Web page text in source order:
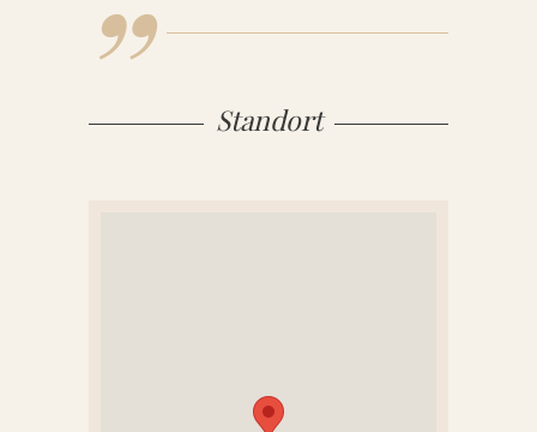
grauen Betonblock dahinter. Das
lockert das gesamte Ensemble gut auf
– und entspricht so einerseits dem
Wesen der Verstorbenen, die durch
Stein.
Standort